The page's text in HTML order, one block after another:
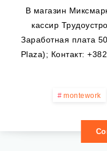
В магазин
кассир
Заработная плата
Plaza); Контакт:
montework